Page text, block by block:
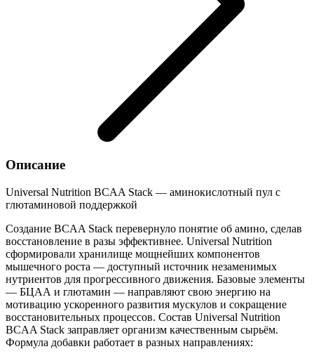
Описание
Universal Nutrition BCAA Stack — аминокислотный пул с
глютаминовой поддержкой
Создание BCAA Stack перевернуло понятие об амино, сделав
восстановление в разы эффективнее. Universal Nutrition
сформировали хранилище мощнейших компонентов
мышечного роста — доступный источник незаменимых
нутриентов для прогрессивного движения. Базовые элементы
— БЦАА и глютамин — направляют свою энергию на
мотивацию ускоренного развития мускулов и сокращение
восстановительных процессов. Состав Universal Nutrition
BCAA Stack заправляет организм качественным сырьём.
Формула добавки работает в разных направлениях: